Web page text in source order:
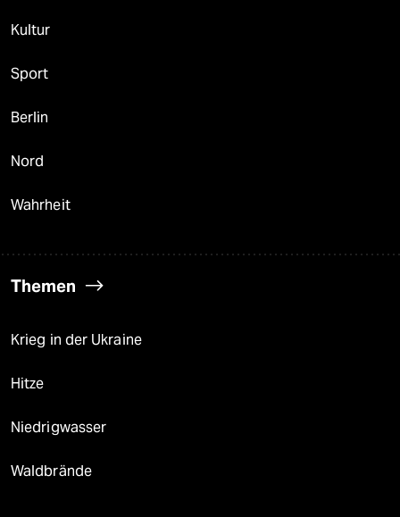
Kultur
Sport
Berlin
Nord
Wahrheit
Themen
Krieg in der Ukraine
Hitze
Niedrigwasser
Waldbrände